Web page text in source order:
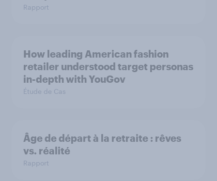
Rapport
How leading American fashion
retailer understood target personas
in-depth with YouGov
Étude de Cas
Âge de départ à la retraite : rêves
vs. réalité
Rapport